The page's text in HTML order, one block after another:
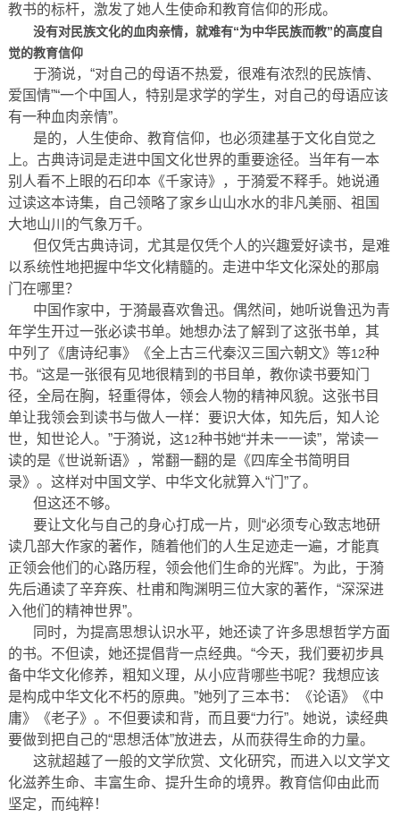
教书的标杆，激发了她人生使命和教育信仰的形成。
没有对民族文化的血肉亲情，就难有“为中华民族而教”的高度自
觉的教育信仰
于漪说，“对自己的母语不热爱，很难有浓烈的民族情、
爱国情”“一个中国人，特别是求学的学生，对自己的母语应该
有一种血肉亲情”。
是的，人生使命、教育信仰，也必须建基于文化自觉之
上。古典诗词是走进中国文化世界的重要途径。当年有一本
别人看不上眼的石印本《千家诗》，于漪爱不释手。她说通
过读这本诗集，自己领略了家乡山山水水的非凡美丽、祖国
大地山川的气象万千。
但仅凭古典诗词，尤其是仅凭个人的兴趣爱好读书，是难
以系统性地把握中华文化精髓的。走进中华文化深处的那扇
门在哪里？
中国作家中，于漪最喜欢鲁迅。偶然间，她听说鲁迅为青
年学生开过一张必读书单。她想办法了解到了这张书单，其
中列了《唐诗纪事》《全上古三代秦汉三国六朝文》等12种
书。“这是一张很有见地很精到的书目单，教你读书要知门
径，全局在胸，轻重得体，领会人物的精神风貌。这张书目
单让我领会到读书与做人一样：要识大体，知先后，知人论
世，知世论人。”于漪说，这12种书她“并未一一读”，常读一
读的是《世说新语》，常翻一翻的是《四库全书简明目
录》。这样对中国文学、中华文化就算入“门”了。
但这还不够。
要让文化与自己的身心打成一片，则“必须专心致志地研
读几部大作家的著作，随着他们的人生足迹走一遍，才能真
正领会他们的心路历程，领会他们生命的光辉”。为此，于漪
先后通读了辛弃疾、杜甫和陶渊明三位大家的著作，“深深进
入他们的精神世界”。
同时，为提高思想认识水平，她还读了许多思想哲学方面
的书。不但读，她还提倡背一点经典。“今天，我们要初步具
备中华文化修养，粗知义理，从小应背哪些书呢？我想应该
是构成中华文化不朽的原典。”她列了三本书：《论语》《中
庸》《老子》。不但要读和背，而且要“力行”。她说，读经典
要做到把自己的“思想活体”放进去，从而获得生命的力量。
这就超越了一般的文学欣赏、文化研究，而进入以文学文
化滋养生命、丰富生命、提升生命的境界。教育信仰由此而
坚定，而纯粹！